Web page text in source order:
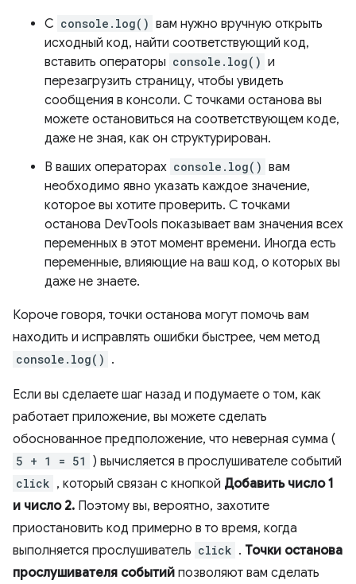
С console.log() вам нужно вручную открыть
исходный код, найти соответствующий код,
вставить операторы console.log() и
перезагрузить страницу, чтобы увидеть
сообщения в консоли. С точками останова вы
можете остановиться на соответствующем коде,
даже не зная, как он структурирован.
В ваших операторах console.log() вам
необходимо явно указать каждое значение,
которое вы хотите проверить. С точками
останова DevTools показывает вам значения всех
переменных в этот момент времени. Иногда есть
переменные, влияющие на ваш код, о которых вы
даже не знаете.
Короче говоря, точки останова могут помочь вам
находить и исправлять ошибки быстрее, чем метод
console.log() .
Если вы сделаете шаг назад и подумаете о том, как
работает приложение, вы можете сделать
обоснованное предположение, что неверная сумма (
5 + 1 = 51 ) вычисляется в прослушивателе событий
click , который связан с кнопкой Добавить число 1
и число 2. Поэтому вы, вероятно, захотите
приостановить код примерно в то время, когда
выполняется прослушиватель click . Точки останова
прослушивателя событий позволяют вам сделать